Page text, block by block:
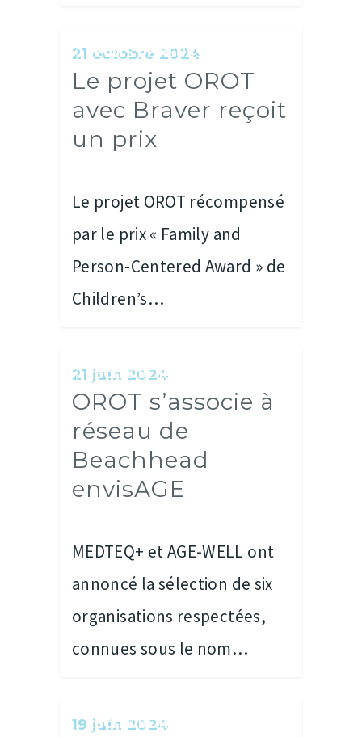
RÉCITS DE RÉUSSITES
21 octobre 2024
Le projet OROT
avec Braver reçoit
un prix
Le projet OROT récompensé
par le prix « Family and
Person-Centered Award » de
Children’s…
RÉCITS DE RÉUSSITES
21 juin 2024
OROT s’associe à
réseau de
Beachhead
envisAGE
MEDTEQ+ et AGE-WELL ont
annoncé la sélection de six
organisations respectées,
connues sous le nom…
RÉCITS DE RÉUSSITES
19 juin 2024
Offre de
Récits de